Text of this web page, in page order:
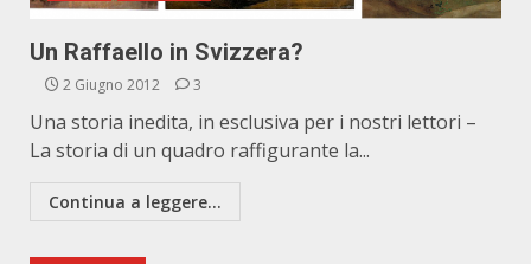
Un Raffaello in Svizzera?
2 Giugno 2012 3
Una storia inedita, in esclusiva per i nostri lettori –
La storia di un quadro raffigurante la...
Continua a leggere...